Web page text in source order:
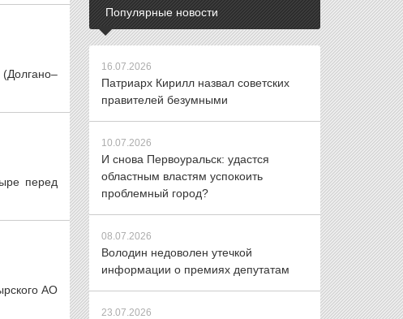
перед
АО
Популярные новости
16.07.2026
Патриарх Кирилл назвал советских
правителей безумными
10.07.2026
И снова Первоуральск: удастся
областным властям успокоить
проблемный город?
08.07.2026
Володин недоволен утечкой
информации о премиях депутатам
23.07.2026